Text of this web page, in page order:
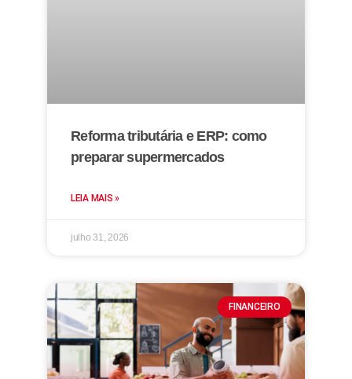
Reforma tributária e ERP: como
preparar supermercados
LEIA MAIS »
julho 31, 2026
FINANCEIRO